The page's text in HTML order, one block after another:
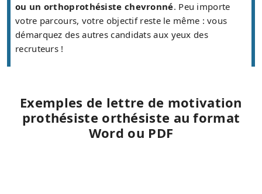
ou un orthoprothésiste chevronné. Peu importe
votre parcours, votre objectif reste le même : vous
démarquez des autres candidats aux yeux des
recruteurs !
Exemples de lettre de motivation
prothésiste orthésiste au format
Word ou PDF